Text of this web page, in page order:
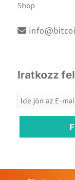
Shop
Iratkozz